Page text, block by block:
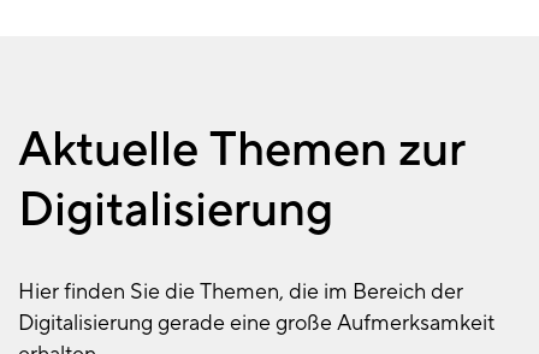
Aktuelle Themen zur
Digitalisierung
Hier finden Sie die Themen, die im Bereich der
Digitalisierung gerade eine große Aufmerksamkeit